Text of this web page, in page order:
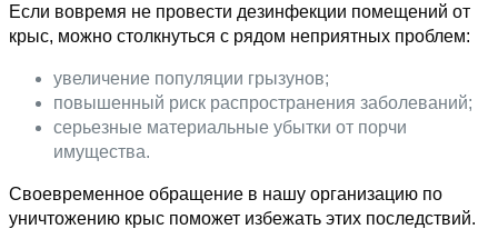
Если вовремя не провести дезинфекции помещений от
крыс, можно столкнуться с рядом неприятных проблем:
увеличение популяции грызунов;
повышенный риск распространения заболеваний;
серьезные материальные убытки от порчи
имущества.
Своевременное обращение в нашу организацию по
уничтожению крыс поможет избежать этих последствий.